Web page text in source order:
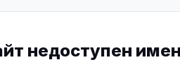
недоступен